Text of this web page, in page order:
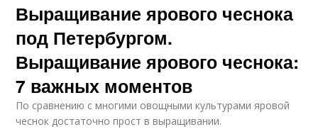
Выращивание ярового чеснока
под Петербургом.
Выращивание ярового чеснока:
7 важных моментов
По сравнению с многими овощными культурами яровой
чеснок достаточно прост в выращивании.